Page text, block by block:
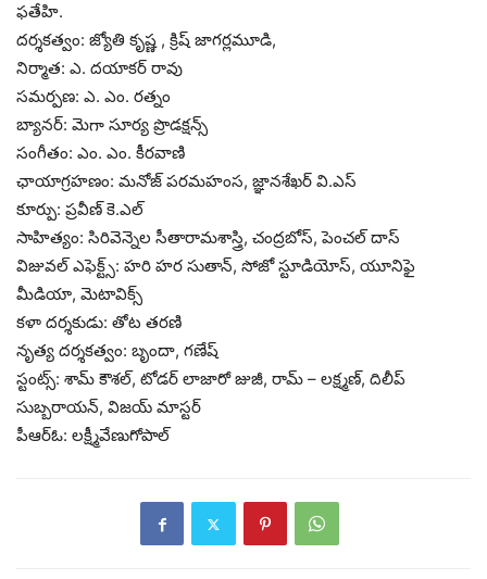
ఫతేహి.
దర్శకత్వం: జ్యోతి కృష్ణ , క్రిష్ జాగర్లమూడి,
నిర్మాత: ఎ. దయాకర్ రావు
సమర్పణ: ఎ. ఎం. రత్నం
బ్యానర్: మెగా సూర్య ప్రొడక్షన్స్
సంగీతం: ఎం. ఎం. కీరవాణి
ఛాయాగ్రహణం: మనోజ్ పరమహంస, జ్ఞానశేఖర్ వి.ఎస్
కూర్పు: ప్రవీణ్ కె.ఎల్
సాహిత్యం: సిరివెన్నెల సీతారామశాస్త్రి, చంద్రబోస్, పెంచల్ దాస్
విజువల్ ఎఫెక్ట్స్: హరి హర సుతాన్, సోజో స్టూడియోస్, యూనిఫై
మీడియా, మెటావిక్స్
కళా దర్శకుడు: తోట తరణి
నృత్య దర్శకత్వం: బృందా, గణేష్
స్టంట్స్: శామ్ కౌశల్, టోడర్ లాజారో జుజీ, రామ్ – లక్ష్మణ్, దిలీప్
సుబ్బరాయన్, విజయ్ మాస్టర్
పీఆర్ఓ: లక్ష్మీవేణుగోపాల్